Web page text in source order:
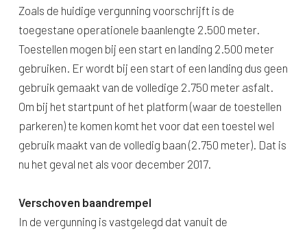
Zoals de huidige vergunning voorschrijft is de
toegestane operationele baanlengte 2.500 meter.
Toestellen mogen bij een start en landing 2.500 meter
gebruiken. Er wordt bij een start of een landing dus geen
gebruik gemaakt van de volledige 2.750 meter asfalt.
Om bij het startpunt of het platform (waar de toestellen
parkeren) te komen komt het voor dat een toestel wel
gebruik maakt van de volledig baan (2.750 meter). Dat is
nu het geval net als voor december 2017.
Verschoven baandrempel
In de vergunning is vastgelegd dat vanuit de